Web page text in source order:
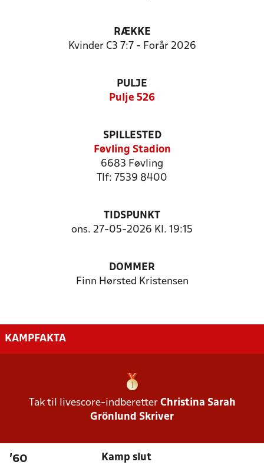
RÆKKE
Kvinder C3 7:7 - Forår 2026
PULJE
Pulje 526
SPILLESTED
Føvling Stadion
6683 Føvling
Tlf: 7539 8400
TIDSPUNKT
ons. 27-05-2026 Kl. 19:15
DOMMER
Finn Hørsted Kristensen
KAMPFAKTA
Tak til livescore-indberetter Christina Sarah
Grönlund Skriver
'60 Kamp slut